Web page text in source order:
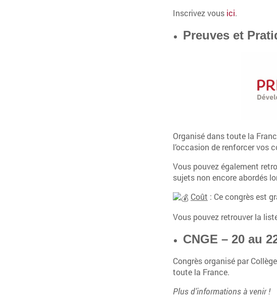
Inscrivez vous ici.
Preuves et
Organisé dans toute la
l’occasion de renforcer vos
Vous pouvez également
sujets non encore abordés
Coût : Ce congrès est
Vous pouvez retrouver la
CNGE – 20 au
Congrès organisé par
toute la France.
Plus d’informations à venir !